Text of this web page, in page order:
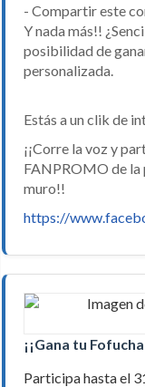
- Compartir este
Y nada más!!
posibilidad de
personalizada.
Estás a un clik de
¡¡Corre la voz y
FANPROMO de la
muro!!
https://
¡¡Gana tu
Participa hasta el